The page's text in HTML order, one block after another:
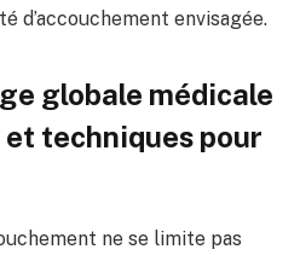
d’accouchement envisagée.
globale médicale
techniques pour
ne se limite pas